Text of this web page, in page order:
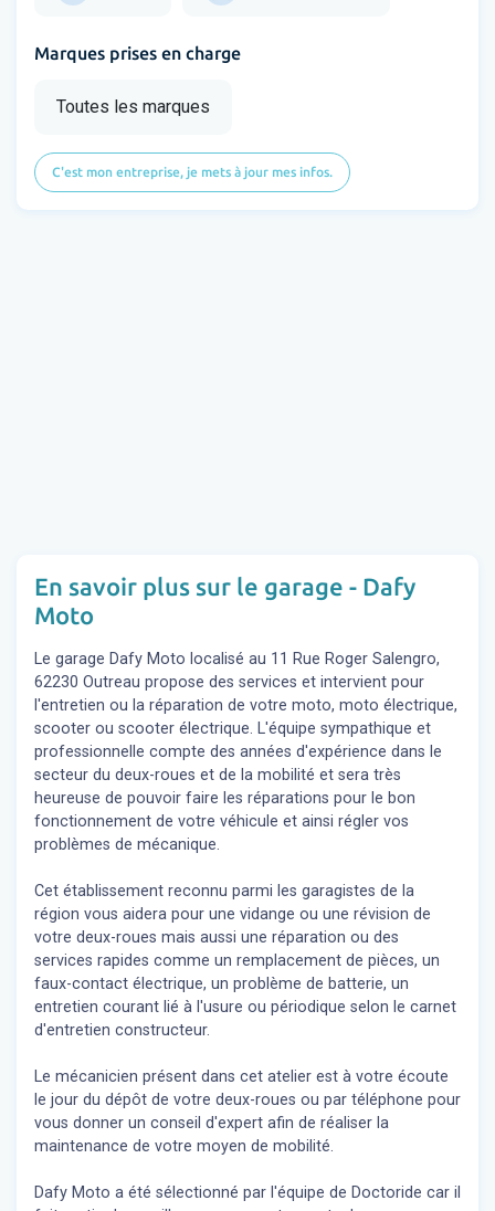
Marques prises en charge
Toutes les marques
C'est mon entreprise, je mets à jour mes infos.
En savoir plus sur le garage - Dafy
Moto
Le garage Dafy Moto localisé au 11 Rue Roger Salengro,
62230 Outreau propose des services et intervient pour
l'entretien ou la réparation de votre moto, moto électrique,
scooter ou scooter électrique. L'équipe sympathique et
professionnelle compte des années d'expérience dans le
secteur du deux-roues et de la mobilité et sera très
heureuse de pouvoir faire les réparations pour le bon
fonctionnement de votre véhicule et ainsi régler vos
problèmes de mécanique.
Cet établissement reconnu parmi les garagistes de la
région vous aidera pour une vidange ou une révision de
votre deux-roues mais aussi une réparation ou des
services rapides comme un remplacement de pièces, un
faux-contact électrique, un problème de batterie, un
entretien courant lié à l'usure ou périodique selon le carnet
d'entretien constructeur.
Le mécanicien présent dans cet atelier est à votre écoute
le jour du dépôt de votre deux-roues ou par téléphone pour
vous donner un conseil d'expert afin de réaliser la
maintenance de votre moyen de mobilité.
Dafy Moto a été sélectionné par l'équipe de Doctoride car il